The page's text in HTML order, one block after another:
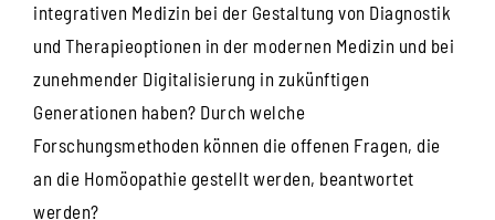
integrativen Medizin bei der Gestaltung von Diagnostik
und Therapieoptionen in der modernen Medizin und bei
zunehmender Digitalisierung in zukünftigen
Generationen haben? Durch welche
Forschungsmethoden können die offenen Fragen, die
an die Homöopathie gestellt werden, beantwortet
werden?